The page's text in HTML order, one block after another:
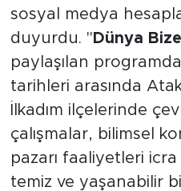
sosyal medya
duyurdu. " Dünya
paylaşılan
tarihleri arasında
İlkadım ilçelerinde
çalışmalar, bilimsel
pazarı faaliyetleri
temiz ve yaşanabilir